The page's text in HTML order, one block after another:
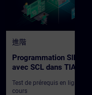
進階
Programmation
avec SCL dans TIA
Test de prérequis en ligne
cours